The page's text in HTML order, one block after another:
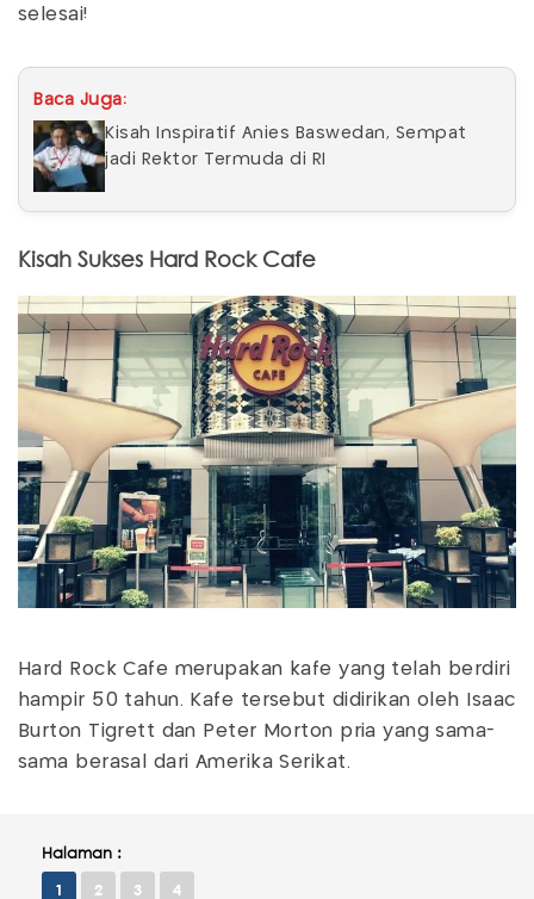
selesai!
Baca Juga:
Kisah Inspiratif Anies Baswedan, Sempat
jadi Rektor Termuda di RI
Kisah Sukses Hard Rock Cafe
Hard Rock Cafe merupakan kafe yang telah berdiri
hampir 50 tahun. Kafe tersebut didirikan oleh Isaac
Burton Tigrett dan Peter Morton pria yang sama-
sama berasal dari Amerika Serikat.
Halaman :
1 2 3 4